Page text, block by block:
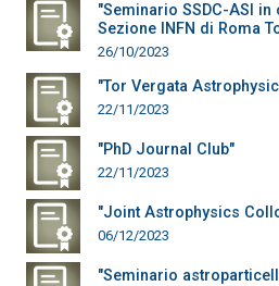
"Seminario SSDC-ASI
Sezione INFN di Roma
26/10/2023
"Tor Vergata
22/11/2023
"PhD Journal Club"
22/11/2023
"Joint Astrophysics
06/12/2023
"Seminario